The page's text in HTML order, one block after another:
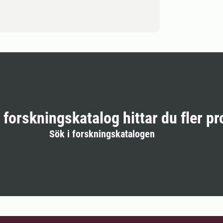
forskningskatalog hittar du fler
Sök i forskningskatalogen